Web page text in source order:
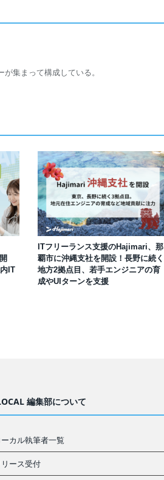
集まって構成している。
IT
ITフリーランス支援のHajimari、那
覇市に沖縄支社を開設！長野に続く
地方2拠点目、若手エンジニアの育
成やUIターンを支援
編集部について
カル執筆者一覧
ース受付